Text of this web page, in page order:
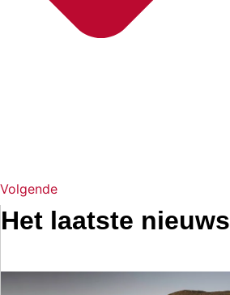
Volgende
Het laatste nieuws